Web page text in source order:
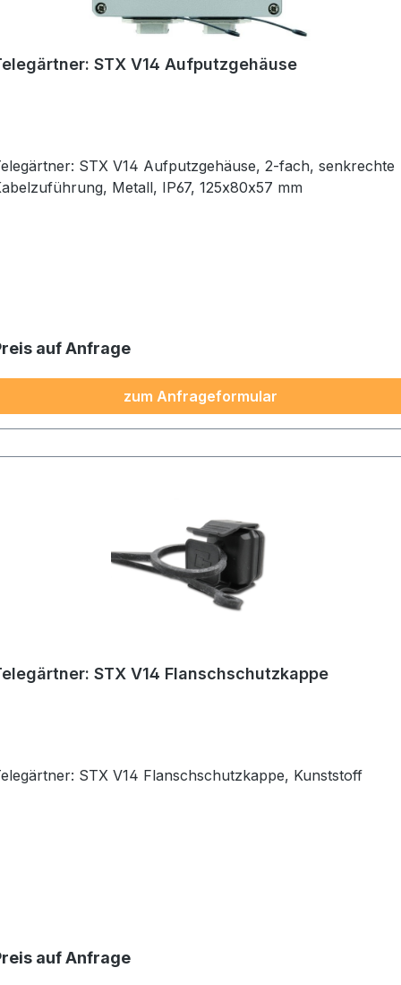
STX V14 Aufputzgehäuse
STX V14 Aufputzgehäuse, 2-fach, senkrechte
Metall, IP67, 125x80x57 mm
auf Anfrage
zum Anfrageformular
STX V14 Flanschschutzkappe
Telegärtner: STX V14 Flanschschutzkappe, Kunststoff
auf Anfrage